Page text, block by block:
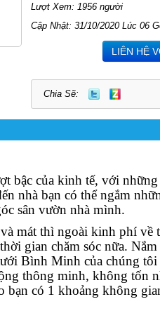
Lượt Xem: 1956 người
Cập Nhật: 31/10/2020 Lúc 06
LIÊN HỆ
Chia Sẽ:
bậc của kinh tế, với
nhà bạn có thể ngắm
sân vườn nhà mình.
mát thì ngoài kinh phí về
gian chăm sóc nữa.
Bình Minh của chúng
thông minh, không tốn
bạn có 1 khoảng không